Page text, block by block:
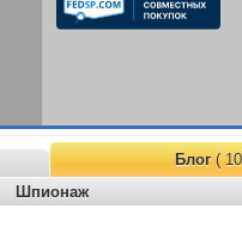
Блог(
Шпионаж